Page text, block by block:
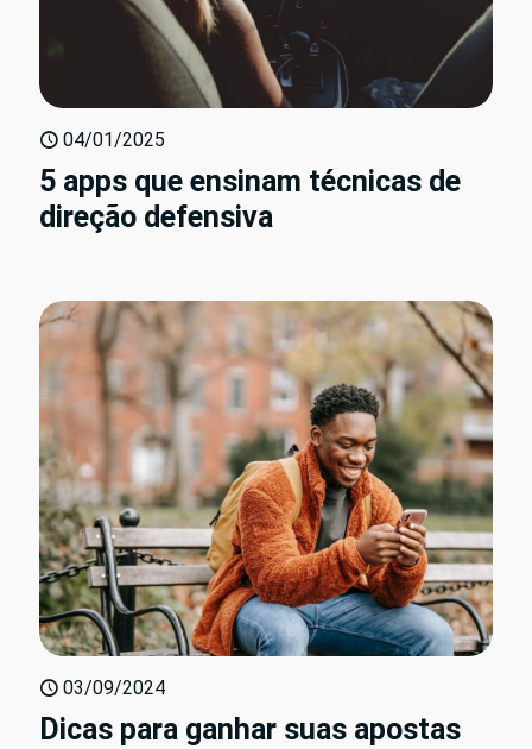
04/01/2025
5 apps que ensinam técnicas de
direção defensiva
03/09/2024
Dicas para ganhar suas apostas